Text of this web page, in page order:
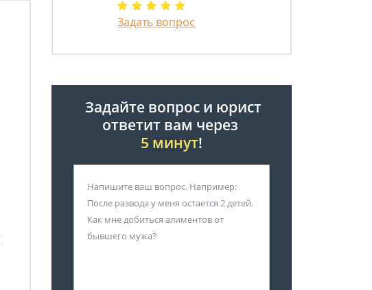
Задать вопрос
Задайте вопрос и юрист
ответит вам через
5 минут!